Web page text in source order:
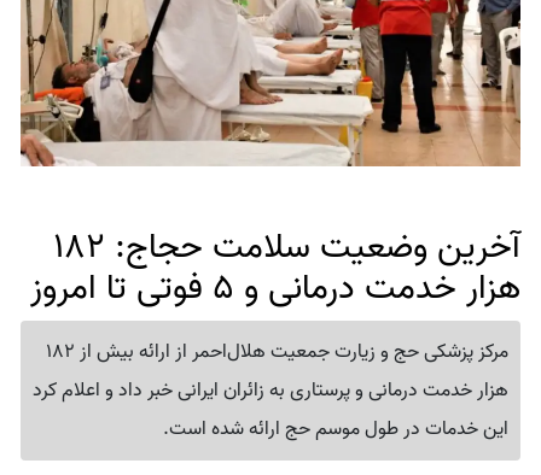
آخرین وضعیت سلامت حجاج: 182
هزار خدمت درمانی و 5 فوتی تا امروز
مرکز پزشکی حج و زیارت جمعیت هلال‌احمر از ارائه بیش از 182
هزار خدمت درمانی و پرستاری به زائران ایرانی خبر داد و اعلام کرد
این خدمات در طول موسم حج ارائه شده است.